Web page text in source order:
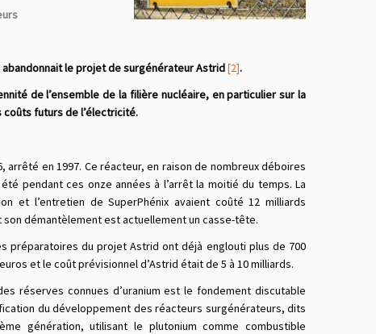
le projet de surgénérateur Astrid[2].
de l’ensemble de la filière nucléaire, en particulier sur la
futurs de l’électricité.
arrêté en 1997. Ce réacteur, en raison de nombreux déboires
pendant ces onze années à l’arrêt la moitié du temps. La
et l’entretien de SuperPhénix avaient coûté 12 milliards
son démantèlement est actuellement un casse-tête.
préparatoires du projet Astrid ont déjà englouti plus de 700
et le coût prévisionnel d’Astrid était de 5 à 10 milliards.
réserves connues d’uranium est le fondement discutable
du développement des réacteurs surgénérateurs, dits
génération, utilisant le plutonium comme combustible